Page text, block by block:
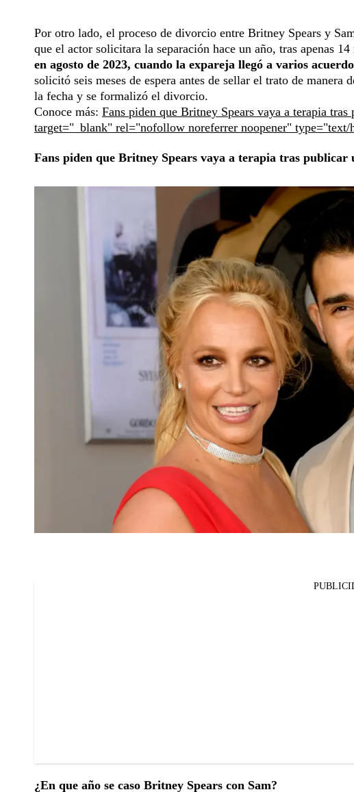
Por otro lado, el proceso de divorcio entre Britney Spears y
que el actor solicitara la separación hace un año, tras apenas
en agosto de 2023, cuando la expareja llegó a varios
solicitó seis meses de espera antes de sellar el trato de
la fecha y se formalizó el divorcio.
Conoce más: Fans piden que Britney Spears vaya a terapia
target="_blank" rel="nofollow noreferrer noopener"
Fans piden que Britney Spears vaya a terapia tras
¿En que año se caso Britney Spears con Sam?